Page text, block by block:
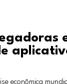
econômica